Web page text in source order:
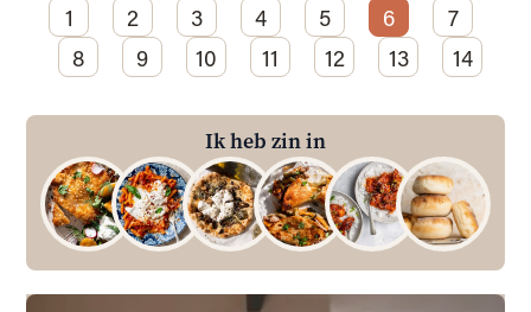
1 2 3 4 5 6
7
8
9 10 11 12 13 14
Ik heb zin in